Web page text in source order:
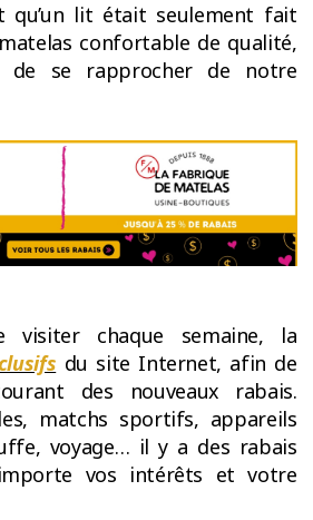
qu’un lit était seulement fait
confortable de qualité,
de se rapprocher de notre
visiter chaque semaine, la
du site Internet, afin de
des nouveaux rabais.
matchs sportifs, appareils
voyage… il y a des rabais
vos intérêts et votre